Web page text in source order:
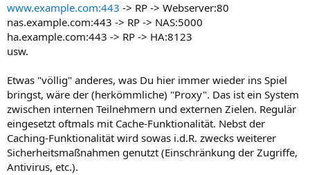
www.example.com:443 -> RP -> Webserver:80
nas.example.com:443 -> RP -> NAS:5000
ha.example.com:443 -> RP -> HA:8123
usw.
Etwas "völlig" anderes, was Du hier immer wieder ins Spiel
bringst, wäre der (herkömmliche) "Proxy". Das ist ein System
zwischen internen Teilnehmern und externen Zielen. Regulär
eingesetzt oftmals mit Cache-Funktionalität. Nebst der
Caching-Funktionalität wird sowas i.d.R. zwecks weiterer
Sicherheitsmaßnahmen genutzt (Einschränkung der Zugriffe,
Antivirus, etc.).